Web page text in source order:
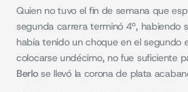
Quien no tuvo el fin de semana que
segunda carrera terminó 4º, habiendo
había tenido un choque en el segundo
colocarse undécimo, no fue suficiente
Berlose llevó la corona de plata